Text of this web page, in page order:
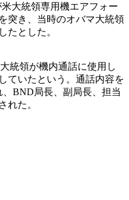
大統領専用機エアフォー
突き、当時のオバマ大統領
たとした。
統領が機内通話に使用し
ていたという。通話内容を
BND局長、副局長、担当
れた。